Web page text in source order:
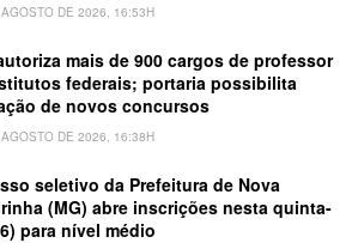
DE 2026, 16:53H
mais de 900 cargos de professor
federais; portaria possibilita
de novos concursos
DE 2026, 16:38H
seletivo da Prefeitura de Nova
(MG) abre inscrições nesta quinta-
para nível médio